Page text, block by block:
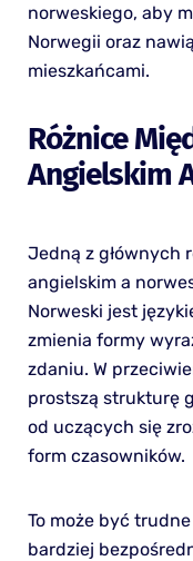
norweskiego, aby
Norwegii oraz
mieszkańcami.
Różnice
Angielskim
Jedną z głównych
angielskim a
Norweski jest
zmienia formy
zdaniu. W
prostszą strukturę
od uczących się
form czasowników.
To może być
bardziej